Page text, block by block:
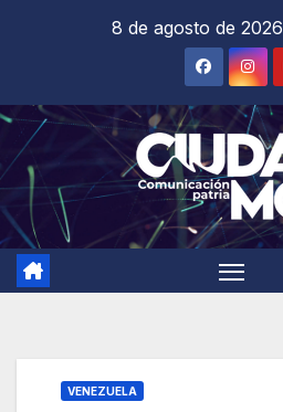
8 de agosto de 2026
VENEZUELA